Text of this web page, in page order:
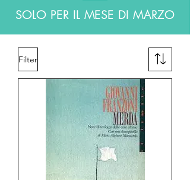
SOLO PER IL MESE DI MARZO
Filter